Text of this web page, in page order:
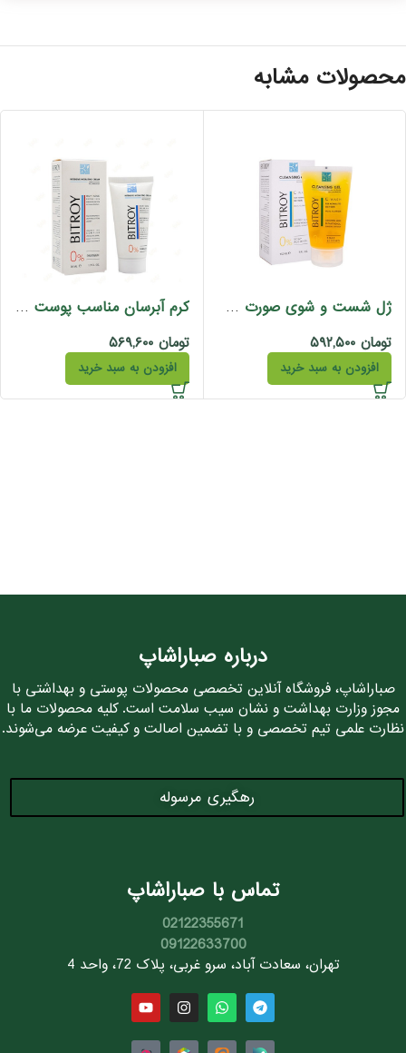
محصولات مشابه
ژل شست و شوی صورت حاوی ویتامین C بیتروی 150 میل
تومان
افزودن به سبد خرید
کرم آبرسان مناسب پوست چرب بیتروی 50 میل
تومان
افزودن به سبد خرید
درباره صباراشاپ
صباراشاپ، فروشگاه آنلاین تخصصی محصولات پوستی و بهداشتی با
مجوز وزارت بهداشت و نشان سیب سلامت است. کلیه محصولات ما با
نظارت علمی تیم تخصصی و با تضمین اصالت و کیفیت عرضه می‌شوند.
رهگیری مرسوله
تماس با صباراشاپ
02122355671
09122633700
تهران، سعادت آباد، سرو غربی، پلاک 72، واحد 4